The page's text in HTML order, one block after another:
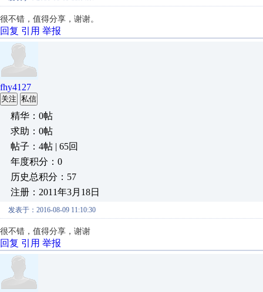
很不错，值得分享，谢谢。
回复 引用 举报
fhy4127
关注 私信
精华：0帖
求助：0帖
帖子：4帖 | 65回
年度积分：0
历史总积分：57
注册：2011年3月18日
发表于：2016-08-09 11:10:30
很不错，值得分享，谢谢
回复 引用 举报